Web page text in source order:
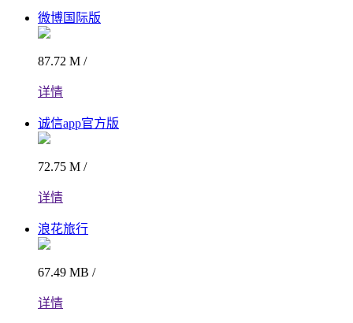
微博国际版
87.72 M /
详情
诚信app官方版
72.75 M /
详情
浪花旅行
67.49 MB /
详情